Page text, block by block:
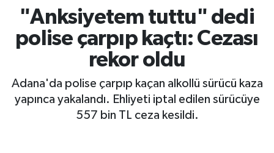
"Anksiyetem tuttu" dedi
polise çarpıp kaçtı: Cezası
rekor oldu
Adana'da polise çarpıp kaçan alkollü sürücü kaza
yapınca yakalandı. Ehliyeti iptal edilen sürücüye
557 bin TL ceza kesildi.
SPOR
EKONOMİ
Kahramanmaraş Namaz Vakitleri
Kahramanmaraş Trafik Yoğunluk Haritası
Süper Lig Puan Durumu ve Fikstür
Tüm Manşetler